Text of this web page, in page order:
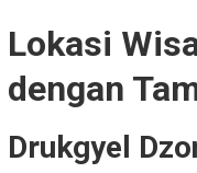
Lokasi
dengan
Drukgyel